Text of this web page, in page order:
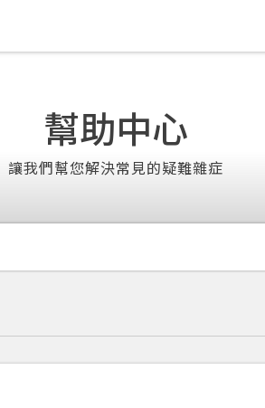
幫助中心
讓我們幫您解決常見的疑難雜症